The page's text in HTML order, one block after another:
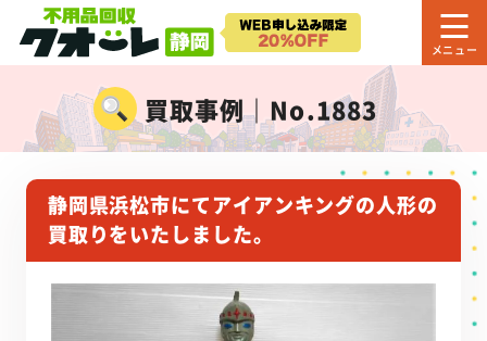
買取事例｜No.1883
静岡県浜松市にてアイアンキングの人形の
買取りをいたしました。